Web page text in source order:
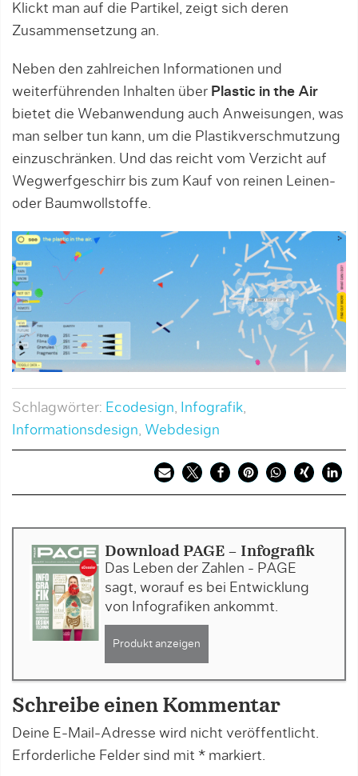
Klickt man auf die Partikel, zeigt sich deren
Zusammensetzung an.
Neben den zahlreichen Informationen und
weiterführenden Inhalten über Plastic in the Air
bietet die Webanwendung auch Anweisungen, was
man selber tun kann, um die Plastikverschmutzung
einzuschränken. Und das reicht vom Verzicht auf
Wegwerfgeschirr bis zum Kauf von reinen Leinen-
oder Baumwollstoffe.
Schlagwörter: Ecodesign, Infografik,
Informationsdesign, Webdesign
Download PAGE - Infografik
Das Leben der Zahlen - PAGE
sagt, worauf es bei Entwicklung
von Infografiken ankommt.
Produkt anzeigen
Schreibe einen Kommentar
Deine E-Mail-Adresse wird nicht veröffentlicht.
Erforderliche Felder sind mit * markiert.